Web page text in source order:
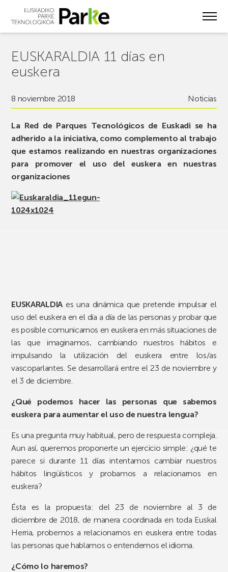
EUSKARALDIA 11 días en
euskera
8 noviembre 2018 Noticias
La Red de Parques Tecnológicos de Euskadi se ha
adherido a la iniciativa, como complemento al trabajo
que estamos realizando en nuestras organizaciones
para promover el uso del euskera en nuestras
organizaciones
EUSKARALDIA es una dinámica que pretende impulsar el
uso del euskera en el día a día de las personas y probar que
es posible comunicarnos en euskera en más situaciones de
las que imaginamos, cambiando nuestros hábitos e
impulsando la utilización del euskera entre los/as
vascoparlantes. Se desarrollará entre el 23 de noviembre y
el 3 de diciembre.
¿Qué podemos hacer las personas que sabemos
euskera para aumentar el uso de nuestra lengua?
Es una pregunta muy habitual, pero de respuesta compleja.
Aun así, queremos proponerte un ejercicio simple: ¿qué te
parece si durante 11 días intentamos cambiar nuestros
hábitos lingüísticos y probamos a relacionarnos en
euskera?
Ésta es la propuesta: del 23 de noviembre al 3 de
diciembre de 2018, de manera coordinada en toda Euskal
Herria, probemos a relacionarnos en euskera entre todas
las personas que hablamos o entendemos el idioma.
¿Cómo lo haremos?